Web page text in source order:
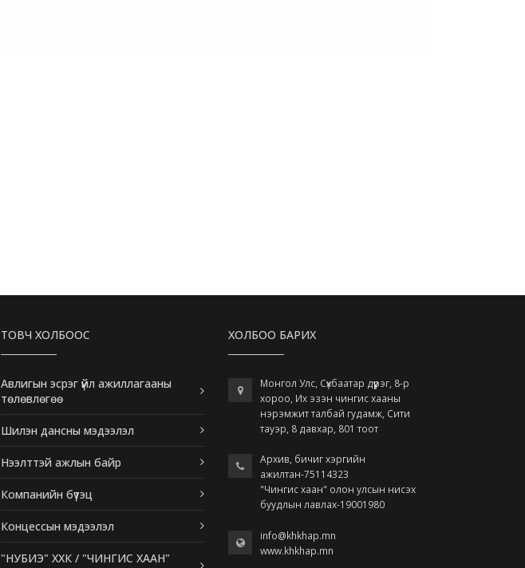
ТОВЧ ХОЛБООС
Авлигын эсрэг үйл ажиллагааны
төлөвлөгөө
Шилэн дансны мэдээлэл
Нээлттэй ажлын байр
Компанийн бүтэц
Концессын мэдээлэл
"НУБИЭ" ХХК / "ЧИНГИС ХААН"
ХОЛБОО БАРИХ
Монгол Улс, Сүхбаатар дүүрэг, 8-р
хороо, Их эзэн чингис хааны
нэрэмжит талбай гудамж, Сити
тауэр, 8 давхар, 801 тоот
Архив, бичиг хэргийн
ажилтан-75114323
"Чингис хаан" олон улсын нисэх
буудлын лавлах-19001980
info@khkhap.mn
www.khkhap.mn